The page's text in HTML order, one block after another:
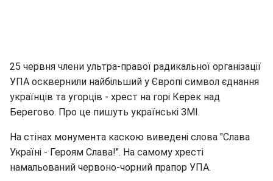
25 червня члени ультра-правої радикальної організації
УПА осквернили найбільший у Європі символ єднання
українців та угорців - хрест на горі Керек над
Берегово. Про це пишуть українські ЗМІ.
На стінах монумента каскою виведені слова "Слава
Україні - Героям Слава!". На самому хресті
намальований червоно-чорний прапор УПА.